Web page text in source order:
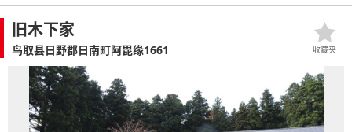
旧木下家
鸟取县日野郡日南町阿毘缘1661 收藏夹